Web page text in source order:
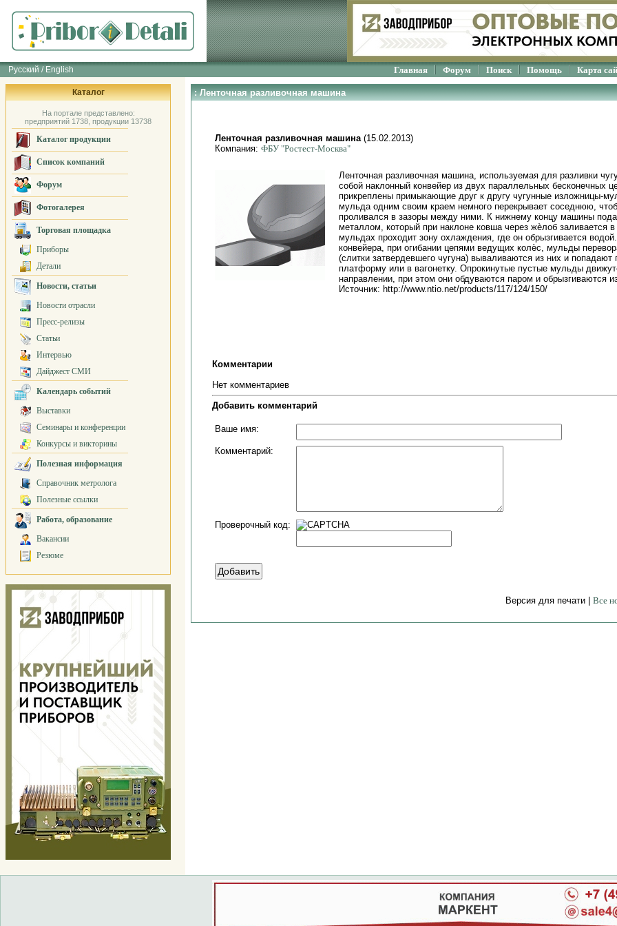
Русский / English Главная Форум Поиск Помощь Карта
Каталог
На портале представлено:
предприятий 1738, продукции 13738
Каталог продукции
Список компаний
Форум
Фотогалерея
Торговая площадка
Приборы
Детали
Новости, статьи
Новости отрасли
Пресс-релизы
Статьи
Интервью
Дайджест СМИ
Календарь событий
Выставки
Семинары и конференции
Конкурсы и викторины
Полезная информация
Справочник метролога
Полезные ссылки
Работа, образование
Вакансии
Резюме
: Ленточная разливочная машина
Ленточная разливочная машина(15.02.2013)
Компания: ФБУ "Ростест-Москва"
Ленточная разливочная машина, используемая для разливки
собой наклонный конвейер из двух параллельных бесконечных
прикреплены примыкающие друг к другу чугунные изложницы-
мульда одним своим краем немного перекрывает соседнюю,
проливался в зазоры между ними. К нижнему концу машины
металлом, который при наклоне ковша через жѐлоб заливается
мульдах проходит зону охлаждения, где он обрызгивается
конвейера, при огибании цепями ведущих колѐс, мульды
(слитки затвердевшего чугуна) вываливаются из них и
платформу или в вагонетку. Опрокинутые пустые мульды
направлении, при этом они обдуваются паром и обрызгиваются
Источник: http://www.ntio.net/products/117/124/150/
Комментарии
Нет комментариев
Добавить комментарий
Ваше имя:
Комментарий:
Проверочный код:
Версия для печати | Все